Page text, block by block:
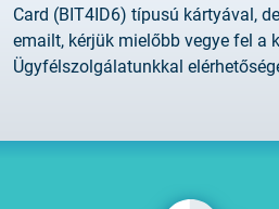
Card (BIT4ID6) típusú kártyával,
emailt, kérjük mielőbb vegye fel a
Ügyfélszolgálatunkkal